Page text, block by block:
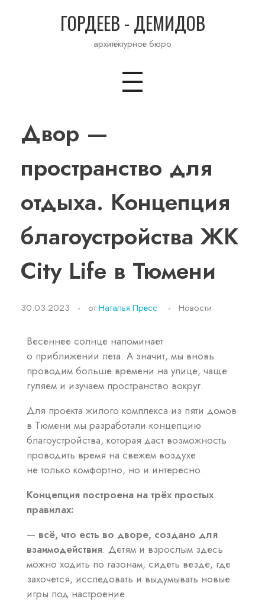
ГОРДЕЕВ - ДЕМИДОВ
архитектурное бюро
Двор —
пространство для
отдыха. Концепция
благоустройства ЖК
City Life в Тюмени
30.03.2023 отНаталья Пресс Новости
Весеннее солнце напоминает
о приближении лета. А значит, мы вновь
проводим больше времени на улице, чаще
гуляем и изучаем пространство вокруг.
Для проекта жилого комплекса из пяти домов
в Тюмени мы разработали концепцию
благоустройства, которая даст возможность
проводить время на свежем воздухе
не только комфортно, но и интересно.
Концепция построена на трёх простых
правилах:
— всё, что есть во дворе, создано для
взаимодействия. Детям и взрослым здесь
можно ходить по газонам, сидеть везде, где
захочется, исследовать и выдумывать новые
игры под настроение.